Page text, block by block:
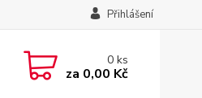
Přihlášení
0ks
za 0,00 Kč